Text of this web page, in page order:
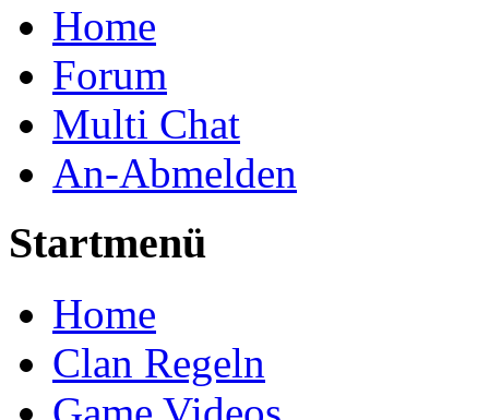
Home
Forum
Multi Chat
An-Abmelden
Startmenü
Home
Clan Regeln